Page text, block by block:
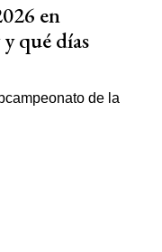
en
qué días